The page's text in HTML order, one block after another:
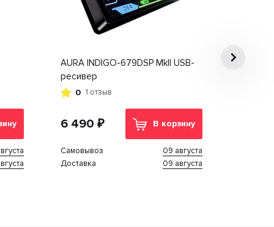
AURA INDIGO-679DSP MkII USB-
ресивер
0 1 отзыв
6 490 ₽ В корзину
Cамовывоз
09 августа
Доставка
09 августа